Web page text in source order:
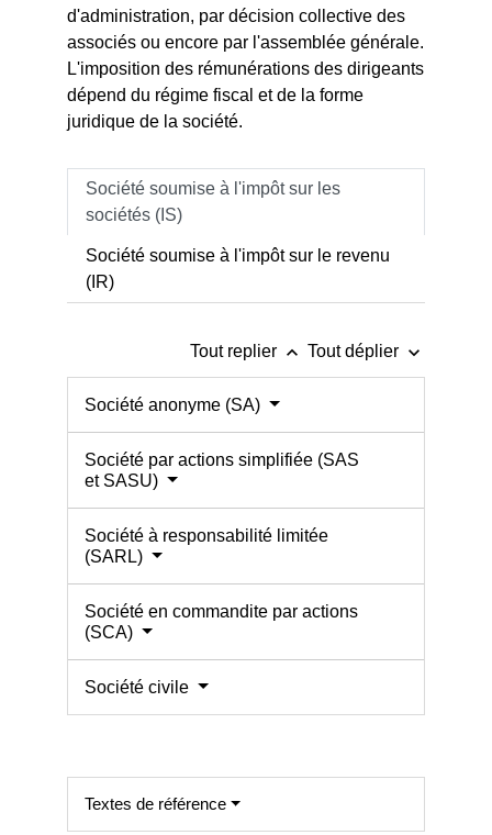
d'administration, par décision collective des
associés ou encore par l'assemblée générale.
L'imposition des rémunérations des dirigeants
dépend du régime fiscal et de la forme
juridique de la société.
Société soumise à l'impôt sur les
sociétés (IS)
Société soumise à l'impôt sur le revenu
(IR)
Tout replier keyboard_arrow_up Tout déplier keyboard_arrow_down
Société anonyme (SA)
Société par actions simplifiée (SAS
et SASU)
Société à responsabilité limitée
(SARL)
Société en commandite par actions
(SCA)
Société civile
Textes de référence